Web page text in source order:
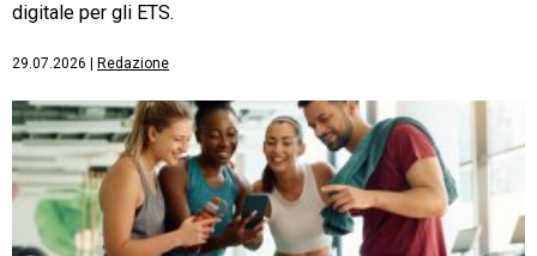
digitale per gli ETS.
29.07.2026 Redazione